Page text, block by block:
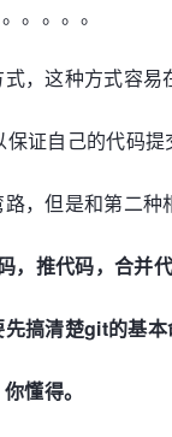
。。。。
，这种方式容
证自己的代码
，但是和第二
，推代码，合并
搞清楚git的基
懂得。